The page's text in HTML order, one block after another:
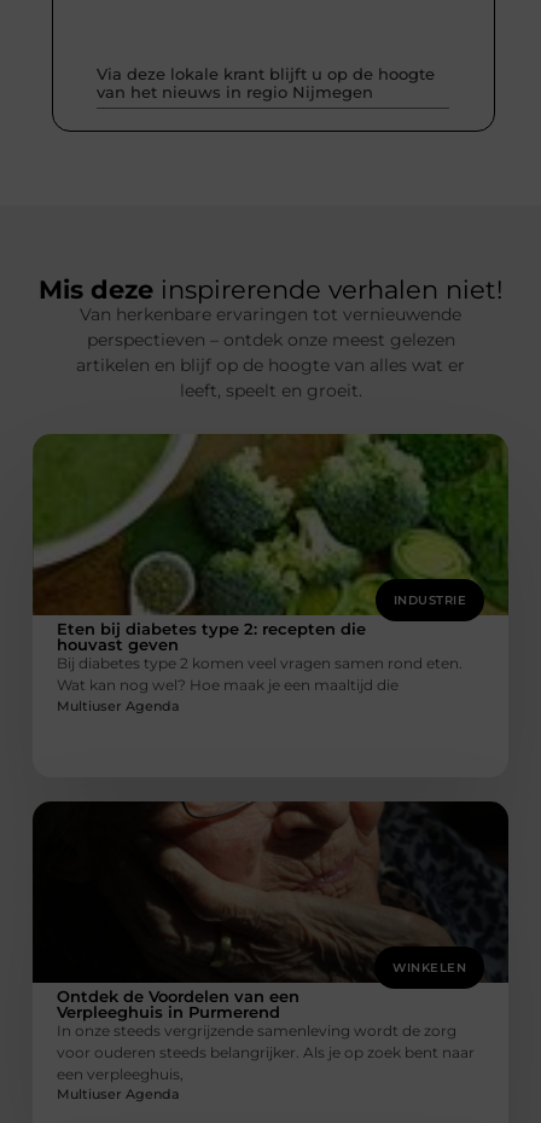
Via deze lokale krant blijft u op de hoogte
van het nieuws in regio Nijmegen
Mis deze inspirerende verhalen niet!
Van herkenbare ervaringen tot vernieuwende
perspectieven – ontdek onze meest gelezen
artikelen en blijf op de hoogte van alles wat er
leeft, speelt en groeit.
INDUSTRIE
Eten bij diabetes type 2: recepten die
houvast geven
Bij diabetes type 2 komen veel vragen samen rond eten.
Wat kan nog wel? Hoe maak je een maaltijd die
Multiuser Agenda
WINKELEN
Ontdek de Voordelen van een
Verpleeghuis in Purmerend
In onze steeds vergrijzende samenleving wordt de zorg
voor ouderen steeds belangrijker. Als je op zoek bent naar
een verpleeghuis,
Multiuser Agenda